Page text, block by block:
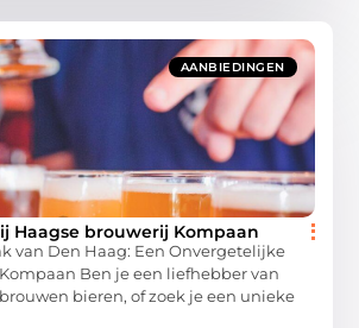
AANBIEDINGEN
Haagse brouwerij Kompaan
van Den Haag: Een Onvergetelijke
Ben je een liefhebber van
bieren, of zoek je een unieke